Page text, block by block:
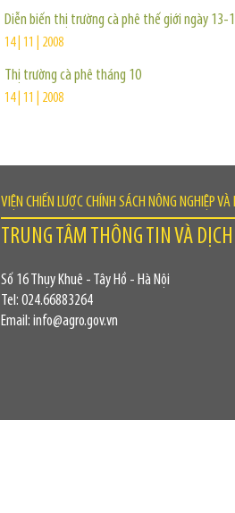
Diễn biến thị trường cà phê thế giới ngày 13-
14 | 11 | 2008
Thị trường cà phê tháng 10
14 | 11 | 2008
VIỆN CHIẾN LƯỢC CHÍNH SÁCH NÔNG NGHIỆP
TRUNG TÂM THÔNG TIN VÀ
Số 16 Thụy Khuê - Tây Hồ - Hà Nội
Tel: 024.66883264
Email: info@agro.gov.vn